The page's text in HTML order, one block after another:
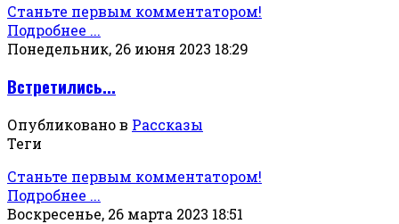
Станьте первым комментатором!
Подробнее ...
Понедельник, 26 июня 2023 18:29
Встретились...
Опубликовано в Рассказы
Теги
Станьте первым комментатором!
Подробнее ...
Воскресенье, 26 марта 2023 18:51